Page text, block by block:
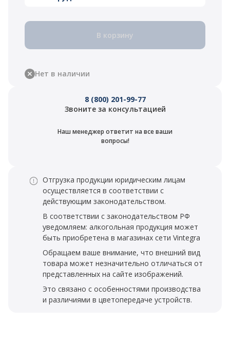
В корзину
Нет в наличии
8 (800) 201-99-77
Звоните за консультацией
Наш менеджер ответит на все ваши
вопросы!
Отгрузка продукции юридическим лицам
осуществляется в соответствии с
действующим законодательством.
В соответствии с законодательством РФ
уведомляем: алкогольная продукция может
быть приобретена в магазинах сети Vintegra
Обращаем ваше внимание, что внешний вид
товара может незначительно отличаться от
представленных на сайте изображений.
Это связано с особенностями производства
и различиями в цветопередаче устройств.